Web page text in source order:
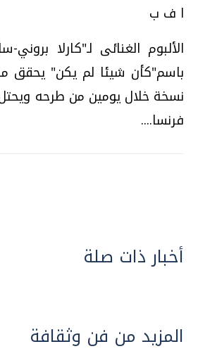
ا ف ب
الألبوم الغنائى لـ"كارلا
نسخة خلال يومين من طرحه ويحتل
فرنسا....
أخبار ذات صلة
المزيد من فن وثقافة